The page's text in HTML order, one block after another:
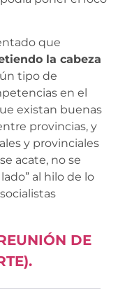
que
la cabeza
tipo de
en el
existan buenas
provincias, y
y provinciales
acate, no se
al hilo de lo
DE